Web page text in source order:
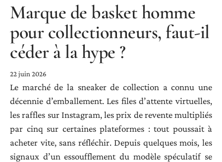
Marque de basket homme
pour collectionneurs, faut-il
céder à la hype ?
22 juin 2026
Le marché de la sneaker de collection a connu une
décennie d’emballement. Les files d’attente virtuelles,
les raffles sur Instagram, les prix de revente multipliés
par cinq sur certaines plateformes : tout poussait à
acheter vite, sans réfléchir. Depuis quelques mois, les
signaux d’un essoufflement du modèle spéculatif se